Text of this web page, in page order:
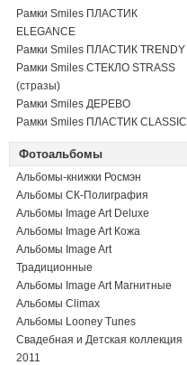
Рамки Smiles ПЛАСТИК
ELEGANCE
Рамки Smiles ПЛАСТИК TRENDY
Рамки Smiles СТЕКЛО STRASS
(стразы)
Рамки Smiles ДЕРЕВО
Рамки Smiles ПЛАСТИК CLASSIC
Фотоальбомы
Альбомы-книжки Росмэн
Альбомы СК-Полиграфия
Альбомы Image Art Deluxe
Альбомы Image Art Кожа
Альбомы Image Art
Традиционные
Альбомы Image Art Магнитные
Альбомы Climax
Альбомы Looney Tunes
Свадебная и Детская коллекция
2011